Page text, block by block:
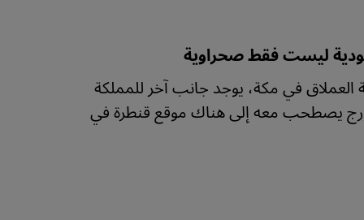
ليست فقط صحراوية
في مكة، يوجد جانب آخر للمملكة
يصطحب معه إلى هناك موقع قنطرة في